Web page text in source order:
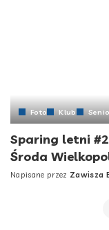
Foto Klub
Sparing letni
Środa
Napisane przez Zawisza